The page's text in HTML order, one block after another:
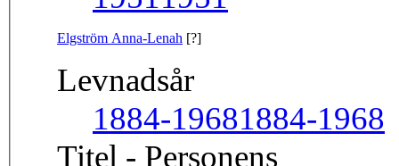
Elgström Anna-Lenah [?]
Levnadsår
1884-19681884-1968
Titel - Personens